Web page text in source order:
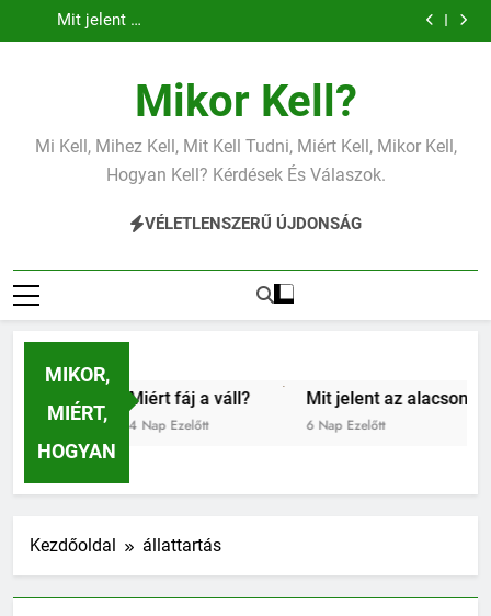
a
vérnyomás?
alacsony vas?
Mit jelent az
alacsony
Mikor Kell?
Mi Kell, Mihez Kell, Mit Kell Tudni, Miért Kell, Mikor Kell,
Hogyan Kell? Kérdések És Válaszok.
VÉLETLENSZERŰ ÚJDONSÁG
MIKOR,
MIÉRT,
HOGYAN
Miért fáj a váll?
4 Nap Ezelőtt
Mit jelent az alacsony vérnyomás?
Kezdőoldal állattartás